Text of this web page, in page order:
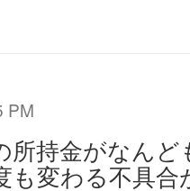
PM
所持金がなん
も変わる不具合